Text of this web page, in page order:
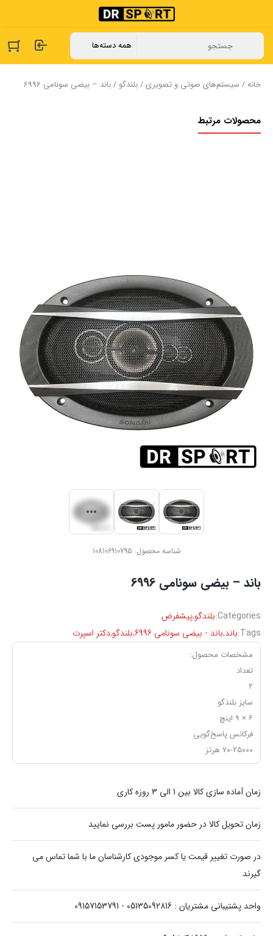
خانه/ سیستم‌های صوتی و تصویری/بلندگو / باند – بیضی ‏سونامی 6996
محصولات مرتبط
شناسه محصول: 108106910795
باند – بیضی ‏سونامی 6996
Categories: بلندگو,پیشفرض
Tags: باند,باند - بیضی ‏سونامی 6996 ,بلندگو,دکتر اسپرت
مشخصات محصول:
تعداد
۲
سایز بلندگو
۶ × ۹ اینچ
فرکانس پاسخ‌گویی
۷۰-۲۵۰۰۰ هرتز
زمان آماده سازی کالا بین 1 الی 3 روزه کاری
زمان تحویل کالا در حضور مامور پست بررسی نمایید
در صورت تغییر قیمت یا کسر موجودی کارشناسان ما با شما تماس می
گیرند
واحد پشتیبانی مشتریان : 05135092816 - 09157153791